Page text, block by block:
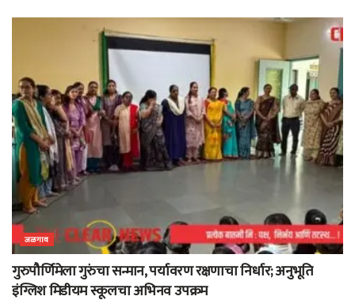
जळगाव
गुरुपौर्णिमेला गुरुंचा सन्मान, पर्यावरण रक्षणाचा निर्धार; अनुभूति
इंग्लिश मिडीयम स्कूलचा अभिनव उपक्रम